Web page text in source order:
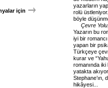
için
yazarların
rolü
böyle
Çevre Yolu
Yazarın bu
iyi bir
yapan bir
Türkçeye
kurar ve
romanında iki
yatakta
Stephane’ın,
hikâyesi...